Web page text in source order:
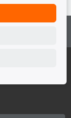
ohne
verbreiten
und wird verfolgt.
Ersatzteil
gewünschte